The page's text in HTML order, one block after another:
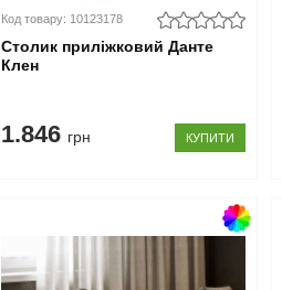
Код товару: 10123178
Столик приліжковий Данте
Клен
1.846 грн КУПИТИ